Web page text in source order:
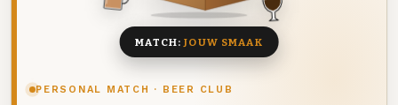
PERSONAL MATCH · BEER CLUB
MATCH:JOUW SMAAK